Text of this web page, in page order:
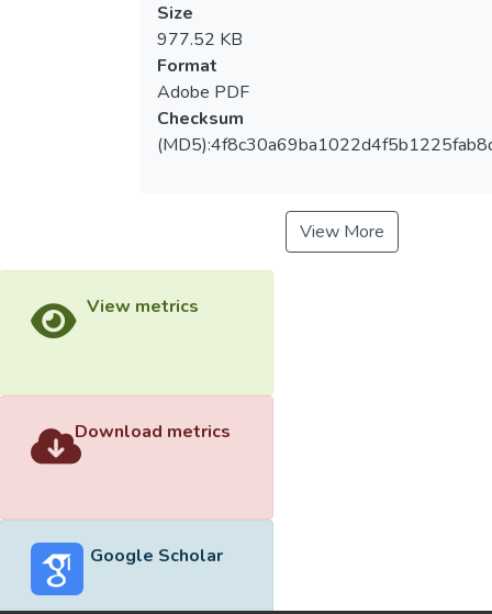
Size
977.52 KB
Format
Adobe PDF
Checksum
View More
View metrics
Download metrics
Google Scholar